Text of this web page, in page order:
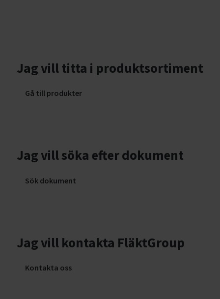
Jag vill titta i produktsortiment
Gå till produkter
Jag vill söka efter dokument
Sök dokument
Jag vill kontakta FläktGroup
Kontakta oss